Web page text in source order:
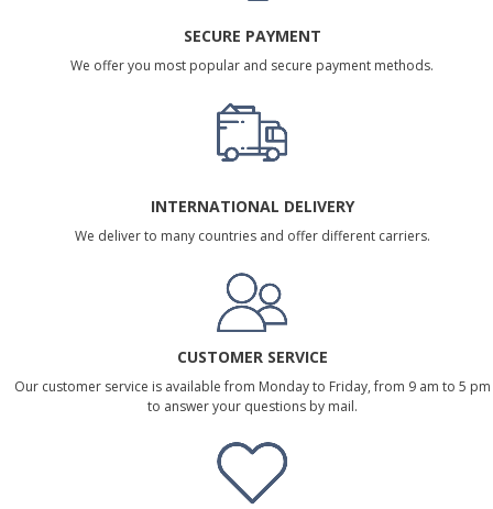
SECURE PAYMENT
We offer you most popular and secure payment methods.
INTERNATIONAL DELIVERY
We deliver to many countries and offer different carriers.
CUSTOMER SERVICE
Our customer service is available from Monday to Friday, from 9 am to 5 pm
to answer your questions by mail.